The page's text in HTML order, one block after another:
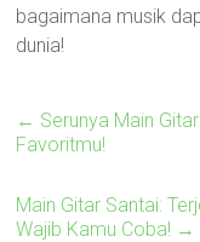
bagaimana musik
dunia!
← Serunya Main
Favoritmu!
Main Gitar Santai:
Wajib Kamu Coba! →